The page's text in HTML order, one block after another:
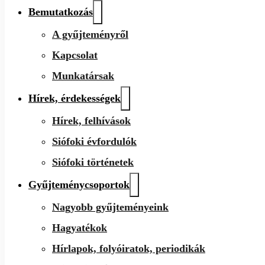
Bemutatkozás
A gyűjteményről
Kapcsolat
Munkatársak
Hírek, érdekességek
Hírek, felhívások
Siófoki évfordulók
Siófoki történetek
Gyűjteménycsoportok
Nagyobb gyűjteményeink
Hagyatékok
Hírlapok, folyóiratok, periodikák